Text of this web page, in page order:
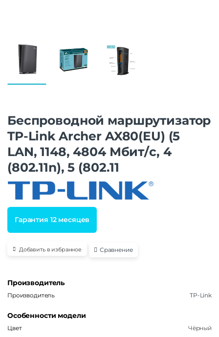
Беспроводной маршрутизатор
TP-Link Archer AX80(EU) (5
LAN, 1148, 4804 Мбит/с, 4
(802.11n), 5 (802.11
Гарантия 12 месяцев
Добавить в избранное Сравнение
Производитель
Производитель TP-Link
Особенности модели
Цвет Чёрный